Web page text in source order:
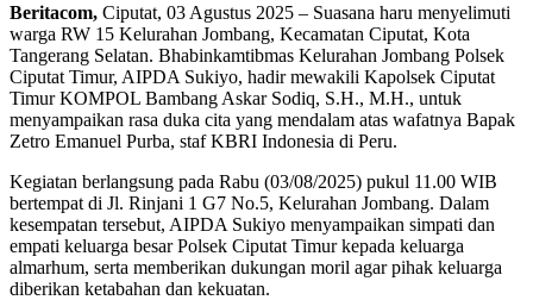
Beritacom, Ciputat, 03 Agustus 2025 – Suasana haru menyelimuti
warga RW 15 Kelurahan Jombang, Kecamatan Ciputat, Kota
Tangerang Selatan. Bhabinkamtibmas Kelurahan Jombang Polsek
Ciputat Timur, AIPDA Sukiyo, hadir mewakili Kapolsek Ciputat
Timur KOMPOL Bambang Askar Sodiq, S.H., M.H., untuk
menyampaikan rasa duka cita yang mendalam atas wafatnya Bapak
Zetro Emanuel Purba, staf KBRI Indonesia di Peru.
Kegiatan berlangsung pada Rabu (03/08/2025) pukul 11.00 WIB
bertempat di Jl. Rinjani 1 G7 No.5, Kelurahan Jombang. Dalam
kesempatan tersebut, AIPDA Sukiyo menyampaikan simpati dan
empati keluarga besar Polsek Ciputat Timur kepada keluarga
almarhum, serta memberikan dukungan moril agar pihak keluarga
diberikan ketabahan dan kekuatan.